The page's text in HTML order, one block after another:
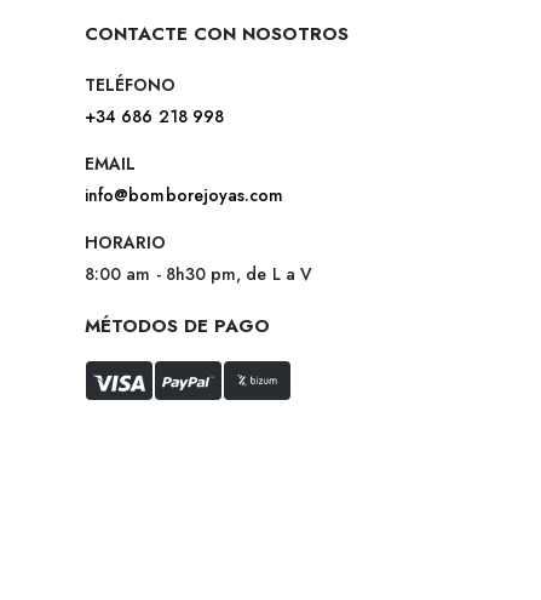
CONTACTE CON NOSOTROS
TELÉFONO
+34 686 218 998
EMAIL
info@bomborejoyas.com
HORARIO
8:00 am - 8h30 pm, de L a V
MÉTODOS DE PAGO